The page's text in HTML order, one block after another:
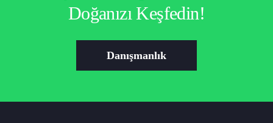
Doğanızı Keşfedin!
Danışmanlık